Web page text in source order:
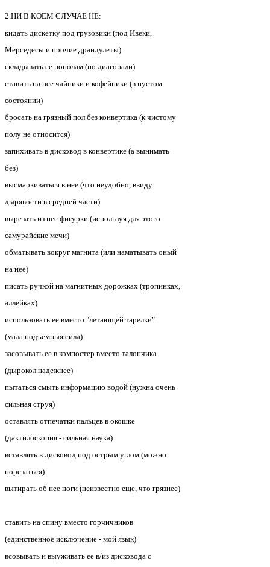
2.HИ В КОЕМ СЛУЧАЕ HЕ:
кидать дискетку под грузовики (под Ивеки,
Мерседесы и прочие драндулеты)
складывать ее пополам (по диагонали)
ставить на нее чайники и кофейники (в пустом
состоянии)
бросать на грязный пол без конвертика (к чистому
полу не относится)
запихивать в дисковод в конвертике (а вынимать
без)
высмаркиваться в нее (что неудобно, ввиду
дырявости в средней части)
вырезать из нее фигурки (используя для этого
самурайские мечи)
обматывать вокруг магнита (или наматывать оный
на нее)
писать ручкой на магнитных дорожках (тропинках,
аллейках)
использовать ее вместо "летающей тарелки"
(мала подъемныя сила)
засовывать ее в компостер вместо талончика
(дырокол надежнее)
пытаться смыть информацию водой (нужна очень
сильная струя)
оставлять отпечатки пальцев в окошке
(дактилоскопия - сильная наука)
вставлять в дисковод под острым углом (можно
порезаться)
вытирать об нее ноги (неизвестно еще, что грязнее)
ставить на спину вместо горчичников
(единственное исключение - мой язык)
всовывать и выуживать ее в/из дисковода с